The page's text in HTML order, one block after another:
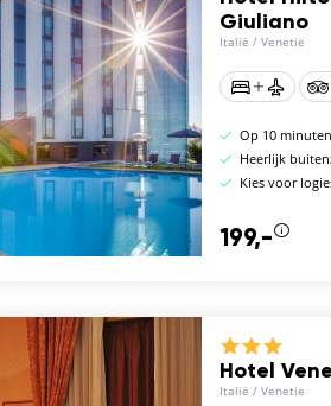
Giuliano
Italië / Venetie
Op 10 minuten afstand
Heerlijk
Kies voor logies
199,-
Hotel
Italië / Venetie